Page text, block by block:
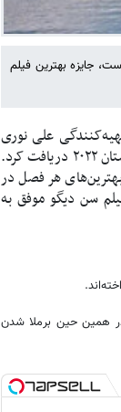
جایزه بهترین فیلم
علی نوری
اسکویی تولید مشترک ایران و ترکیه ۲۱ امین جایزه خود را از جوایز فیلم سن دیگو تابستان ۲۰۲۲ دریافت کرد.
هر فصل در
سن دیگو موفق به
همین حین برملا شدن